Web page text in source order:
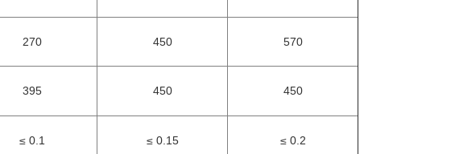
270 450 570
395 450 450
≤ 0.1 ≤ 0.15 ≤ 0.2